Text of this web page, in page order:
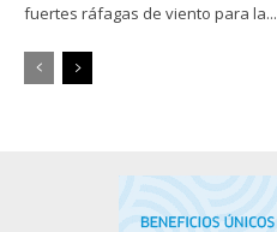
fuertes ráfagas de viento para la...